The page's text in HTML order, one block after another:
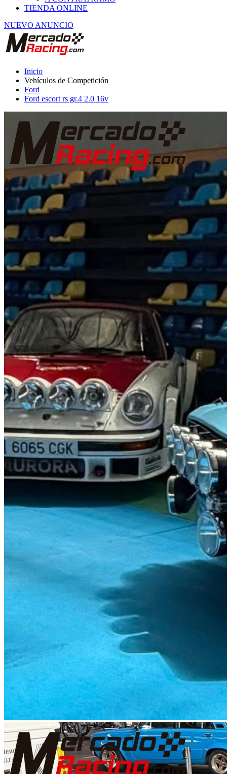
NUEVO ANUNCIO
Vehículos de Competición
Ford
Ford escort rs gr.4 2.0 16v